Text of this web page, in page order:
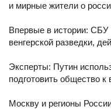
и мирные жители о
Впервые в истории: СБУ
венгерской разведки,
Эксперты: Путин
подготовить общество
Москву и регионы